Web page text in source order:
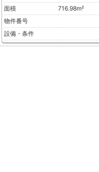
面積
716.98m²
物件番号
設備・条件